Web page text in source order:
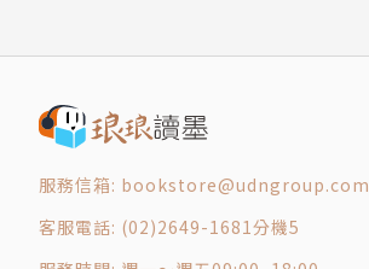
服務信箱: bookstore@udngroup.com
客服電話: (02)2649-1681分機5